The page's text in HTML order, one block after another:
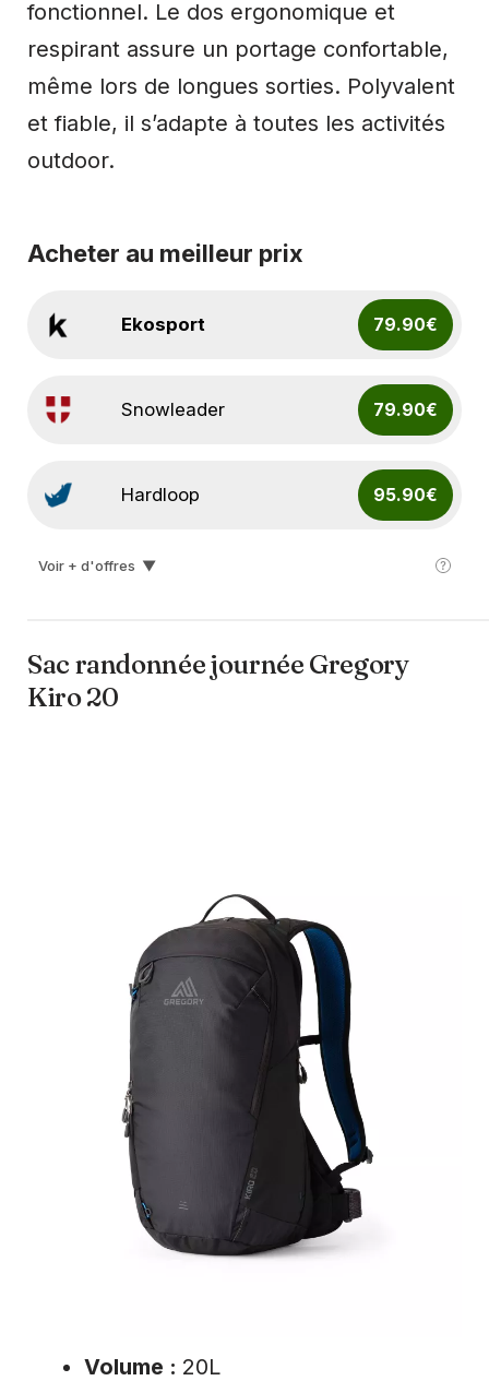
fonctionnel. Le dos ergonomique et
respirant assure un portage confortable,
même lors de longues sorties. Polyvalent
et fiable, il s’adapte à toutes les activités
outdoor.
Acheter au meilleur prix
Ekosport 79.90€
Snowleader 79.90€
Hardloop 95.90€
I-run
Voir + d'offres ▼
Sac randonnée journée Gregory
Kiro 20
Volume : 20L